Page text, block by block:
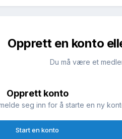
Opprett en konto
Du må være et
Opprett konto
seg inn for å starte en ny
Start en konto